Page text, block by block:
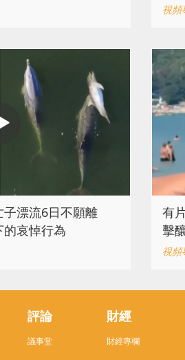
視頻
漂流6日不願離
哀悼行為
有
擊
視頻
評論
議事堂
財經
財經專欄